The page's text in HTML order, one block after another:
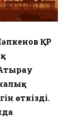
ҚР
өткізді.